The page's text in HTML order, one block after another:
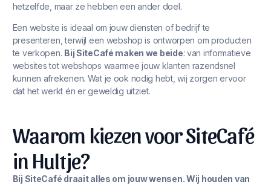
hetzelfde, maar ze hebben een ander doel.
Een website is ideaal om jouw diensten of bedrijf te
presenteren, terwijl een webshop is ontworpen om producten
te verkopen. Bij SiteCafé maken we beide: van informatieve
websites tot webshops waarmee jouw klanten razendsnel
kunnen afrekenen. Wat je ook nodig hebt, wij zorgen ervoor
dat het werkt én er geweldig uitziet.
Waarom kiezen voor SiteCafé
in Hultje?
Bij SiteCafé draait alles om jouw wensen. Wij houden van